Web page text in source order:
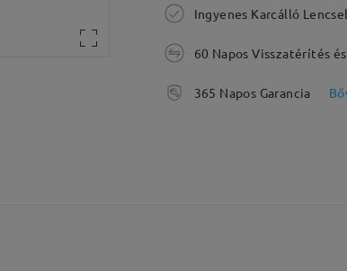
Ingyenes Karcálló
60 Napos Visszatérítés
365 Napos Garancia